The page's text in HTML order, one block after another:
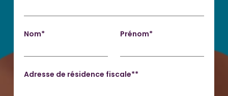
Nom* Prénom*
Adresse de résidence fiscale**